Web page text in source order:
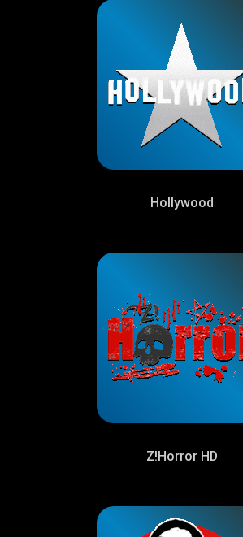
Hollywood
Z!Horror HD